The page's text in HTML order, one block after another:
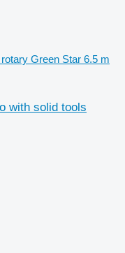
Green Star 6.5 m
with solid tools